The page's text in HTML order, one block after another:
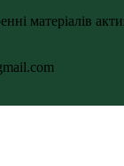
матеріалів